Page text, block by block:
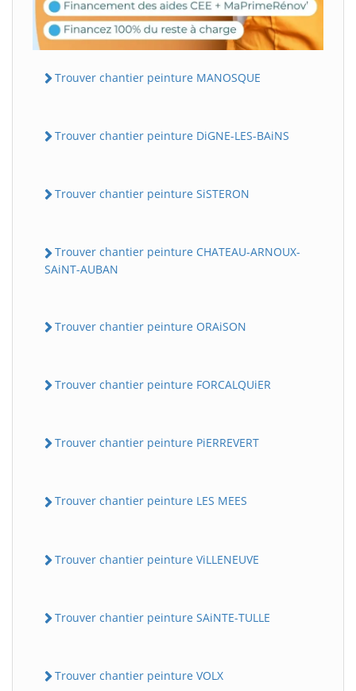
Trouver chantier peinture MANOSQUE
Trouver chantier peinture DiGNE-LES-BAiNS
Trouver chantier peinture SiSTERON
Trouver chantier peinture CHATEAU-ARNOUX-
SAiNT-AUBAN
Trouver chantier peinture ORAiSON
Trouver chantier peinture FORCALQUiER
Trouver chantier peinture PiERREVERT
Trouver chantier peinture LES MEES
Trouver chantier peinture ViLLENEUVE
Trouver chantier peinture SAiNTE-TULLE
Trouver chantier peinture VOLX